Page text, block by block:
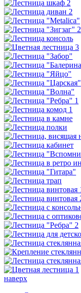
наверх